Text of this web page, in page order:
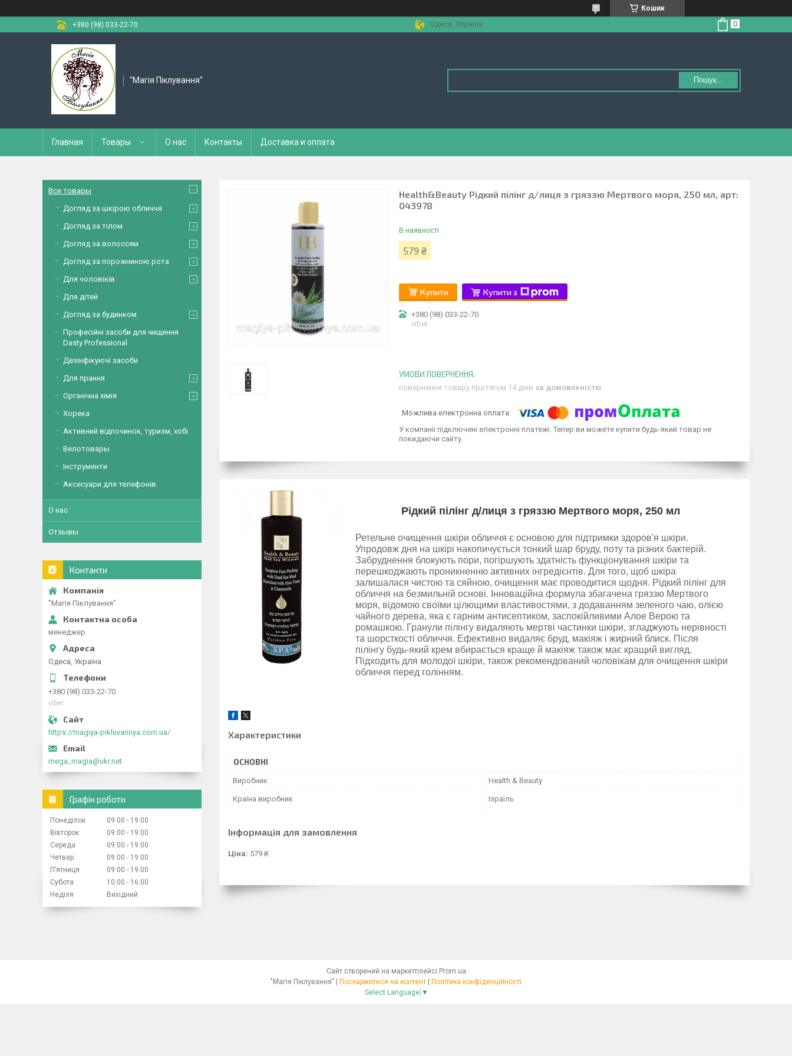
Кошик
+380 (98) 033-22-70
Одеса, Україна
"Магія Піклування" Пошук...
Главная Товары О нас Контакты Доставка и оплата
Health&Beauty Рідкий пілінг д/лиця з гряззю Мертвого моря, 250 мл, арт:
043978
В наявності
579 ₴
Купити Купити з
+380 (98) 033-22-70
viber
повернення товару протягом 14 днів за домовленістю
У компанії підключені електронні платежі. Тепер ви можете купити будь-який товар не
покидаючи сайту.
Рідкий пілінг д/лиця з гряззю Мертвого моря, 250 мл
Ретельне очищення шкіри обличчя є основою для підтримки здоров'я шкіри.
Упродовж дня на шкірі накопичується тонкий шар бруду, поту та різних бактерій.
Забруднення блокують пори, погіршують здатність функціонування шкіри та
перешкоджають проникненню активних інгредієнтів. Для того, щоб шкіра
залишалася чистою та сяйною, очищення має проводитися щодня. Рідкий пілінг для
обличчя на безмильній основі. Інноваційна формула збагачена гряззю Мертвого
моря, відомою своїми цілющими властивостями, з додаванням зеленого чаю, олією
чайного дерева, яка є гарним антисептиком, заспокійливими Алое Верою та
ромашкою. Гранули пілінгу видаляють мертві частинки шкіри, згладжують нерівності
та шорсткості обличчя. Ефективно видаляє бруд, макіяж і жирний блиск. Після
пілінгу будь-який крем вбирається краще й макіяж також має кращий вигляд.
Підходить для молодої шкіри, також рекомендований чоловікам для очищення шкіри
обличчя перед голінням.
Характеристики
ОСНОВНІ
Виробник Health & Beauty
Країна виробник Ізраїль
Інформація для замовлення
Ціна: 579 ₴
Все товары
Догляд за шкірою обличчя
Догляд за тілом
Догляд за волоссям
Догляд за порожниною рота
Для чоловіків
Для дітей
Догляд за будинком
Професійні засоби для чищення
Dasty Professional
Дезінфікуючі засоби
Для прання
Органічна хімія
Хорека
Активний відпочинок, туризм, хобі
Велотовары
Інструменти
Аксесуари для телефонів
О нас
Отзывы
Контакти
"Магія Піклування"
менеджер
Одеса, Україна
+380 (98) 033-22-70
viber
https://magiya-pikluvannya.com.ua/
mega_magia@ukr.net
Графік роботи
Понеділок 09:00
19:00
Вівторок
09:00
19:00
Середа
09:00
19:00
Четвер
09:00
19:00
Пʼятниця
09:00
19:00
Субота
10:00
16:00
Неділя
Вихідний
Сайт створений на маркетплейсі Prom.ua
"Магія Піклування" | Поскаржитися на контент | Політика конфіденційності
Select Language ▼